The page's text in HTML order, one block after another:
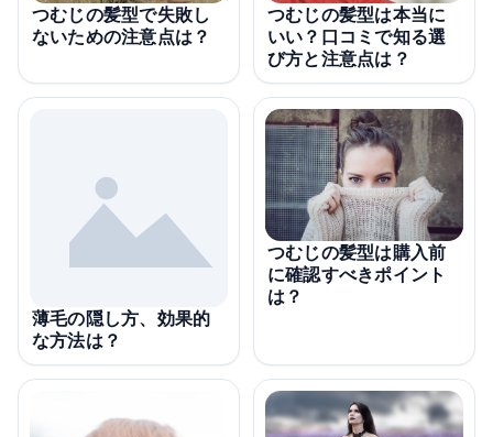
つむじの髪型で失敗し
ないための注意点は？
つむじの髪型は本当に
いい？口コミで知る選
び方と注意点は？
薄毛の隠し方、効果的
な方法は？
つむじの髪型は購入前
に確認すべきポイント
は？